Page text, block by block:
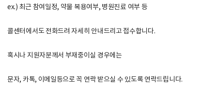
ex.) 최근 참여일정, 약물 복용여부, 병원진료 여부 등
콜센터에서도 전화드려 자세히 안내드리고 접수합니다.
혹시나 지원자분께서 부재중이실 경우에는
문자, 카톡, 이메일등으로 꼭 연락 받으실 수 있도록 연락드립니다.